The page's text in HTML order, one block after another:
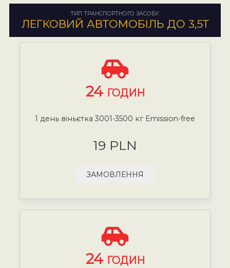
ТИП ТРАНСПОРТНОГО ЗАСОБУ:
ЛЕГКОВИЙ АВТОМОБІЛЬ ДО 3,5Т
24 ГОДИН
1 день віньєтка 3001-3500 кг Emission-free
19 PLN
ЗАМОВЛЕННЯ
24 ГОДИН